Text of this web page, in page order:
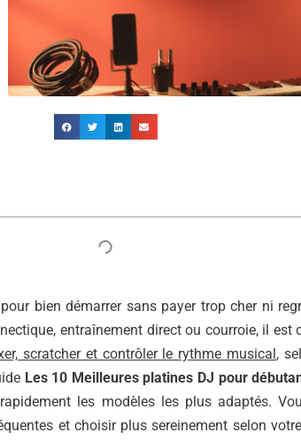
bien démarrer sans payer trop cher ni
entraînement direct ou courroie, il est
scratcher et contrôler le rythme musical,
Les 10 Meilleures platines DJ pour
les modèles les plus adaptés.
et choisir plus sereinement selon